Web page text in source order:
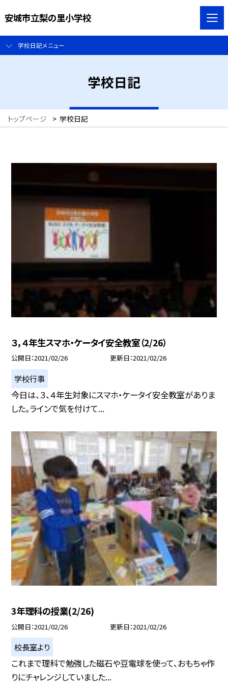
安城市立梨の里小学校
学校日記メニュー
学校日記
トップページ > 学校日記
３，４年生スマホ・ケータイ安全教室（2/26）
公開日 2021/02/26 更新日 2021/02/26
学校行事
今日は、３、４年生対象にスマホ・ケータイ安全教室がありま
した。ラインで気を付けて...
3年理科の授業(2/26)
公開日 2021/02/26 更新日 2021/02/26
校長室より
これまで理科で勉強した磁石や豆電球を使って、おもちゃ作
りにチャレンジしていました...